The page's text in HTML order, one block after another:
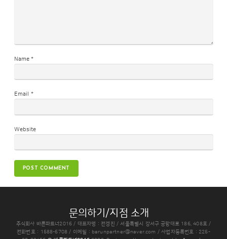
Name*
Email *
Website
문의하기/지점 소개
주식회사 바른파트너2016 / 대표자명 : 전경진 / 서울특별시 강서구 공항대로 186, 408호 /
전화번호 : 1588-6708 / 이메일 : barunpartner@naver.com / 사업자등록번호 : 225-